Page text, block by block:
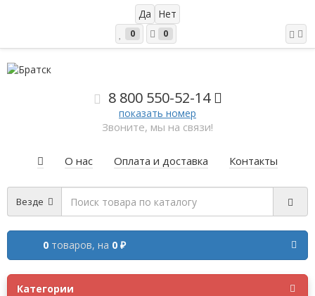
0 0
8 800 550-52-14
показать номер
Звоните, мы на связи!
О нас Оплата и доставка Контакты
Везде
0 товаров, на 0 ₽
Категории